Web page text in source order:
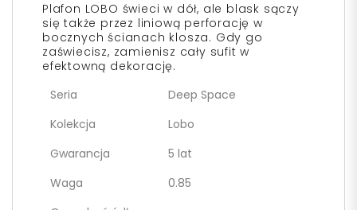
Plafon LOBO świeci w dół, ale blask sączy
się także przez liniową perforację w
bocznych ścianach klosza. Gdy go
zaświecisz, zamienisz cały sufit w
efektowną dekorację.
Seria
Deep Space
Kolekcja
Lobo
Gwarancja
5 lat
Waga
0.85